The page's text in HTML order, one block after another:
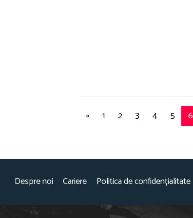
« 1 2 3 4 5 6
Despre noi Cariere Politica de confidențialitate